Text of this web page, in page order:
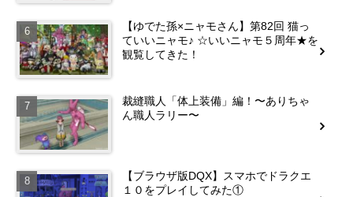
【ゆでた孫×ニャモさん】第82回 猫っ
ていいニャモ♪ ☆いいニャモ５周年★を
観覧してきた！
裁縫職人「体上装備」編！〜ありちゃ
ん職人ラリー〜
【ブラウザ版DQX】スマホでドラクエ
１０をプレイしてみた①